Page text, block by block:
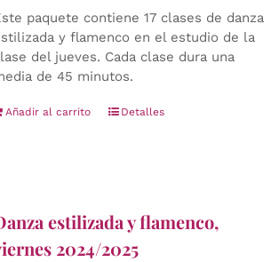
paquete contiene 17 clases de danza
y flamenco en el estudio de la
del jueves. Cada clase dura una
de 45 minutos.
Añadir al carrito Detalles
estilizada y flamenco,
2024/2025